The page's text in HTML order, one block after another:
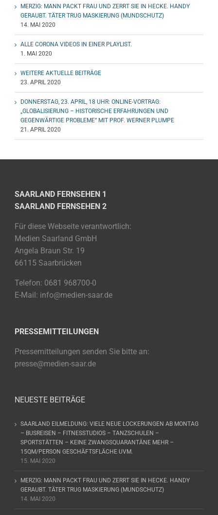
MERZIG: MANN PACKT FRAU UND ZERRT SIE IN HECKE. HANDY
GERAUBT. TÄTER TRUG MASKIERUNG (MUNDSCHUTZ)
14. MAI 2020
ALLE CORONA VIDEOS IN EINER PLAYLIST.
1. MAI 2020
WEITERE AKTUELLE BEITRÄGE
23. APRIL 2020
DONNERSTAG, 23. APRIL, 18 UHR: ONLINE-VORTRAG:
„GLOBALISIERUNG – HISTORISCHE ERFAHRUNGEN UND
GEGENWÄRTIGE PROBLEME“ MIT PROF. WERNER PLUMPE
21. APRIL 2020
SAARLAND FERNSEHEN 1
SAARLAND FERNSEHEN 2
Für diese Webseite verantwortlich:
Medien Saarland GmbH
Angela Braun Str. 19
66115 Saarbrücken
Telefon: 0681 968700-0
E-Mail: info@medien-saar.de
PRESSEMITTEILUNGEN
Pressemitteilungen senden Sie bitte an:
presse@medien-saar.de
NEUESTE BEITRÄGE
SAARLAND EILMELDUNG: VIELE NEUE LOCKERUNGEN AB MONTAG
– BUSREISEN – FITNESSTUDIOS – TANZSCHULEN –
SPORTSTÄTTEN – KEINE ZWANGSQUARANTÄNE MEHR –
15QM/PERSON GESCHÄFTSFLÄCHE UVM.
15. MAI 2020
MERZIG: MANN PACKT FRAU UND ZERRT SIE IN HECKE. HANDY
GERAUBT. TÄTER TRUG MASKIERUNG (MUNDSCHUTZ)
14. MAI 2020